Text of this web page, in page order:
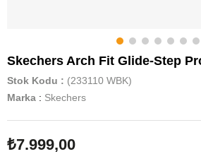
Skechers Arch Fit Glide-Step
Stok Kodu
(233110 WBK)
Marka : Skechers
₺7.999,00